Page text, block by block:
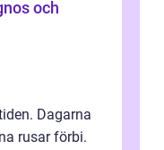
Dagarna
rusar förbi.